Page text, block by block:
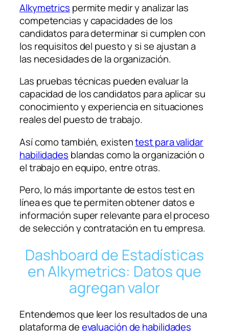
Alkymetrics permite medir y analizar las
competencias y capacidades de los
candidatos para determinar si cumplen con
los requisitos del puesto y si se ajustan a
las necesidades de la organización.
Las pruebas técnicas pueden evaluar la
capacidad de los candidatos para aplicar su
conocimiento y experiencia en situaciones
reales del puesto de trabajo.
Así como también, existentest para validar
habilidades blandas como la organización o
el trabajo en equipo, entre otras.
Pero, lo más importante de estos test en
línea es que te permiten obtener datos e
información super relevante para el proceso
de selección y contratación en tu empresa.
Dashboard de Estadísticas
en Alkymetrics: Datos que
agregan valor
Entendemos que leer los resultados de una
plataforma deevaluación de habilidades